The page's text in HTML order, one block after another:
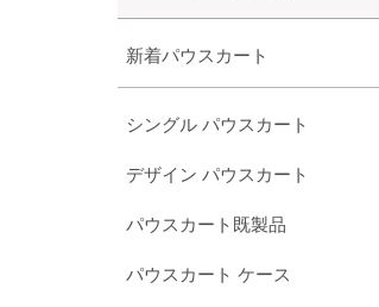
新着パウスカート
シングル パウスカート
デザイン パウスカート
パウスカート既製品
パウスカート ケース